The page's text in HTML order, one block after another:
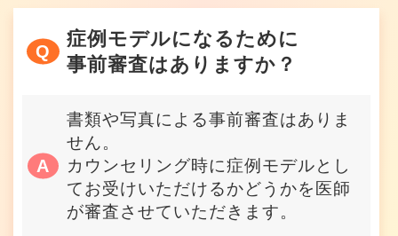
症例モデルになるために
事前審査はありますか？
書類や写真による事前審査はありま
せん。
カウンセリング時に症例モデルとし
てお受けいただけるかどうかを医師
が審査させていただきます。